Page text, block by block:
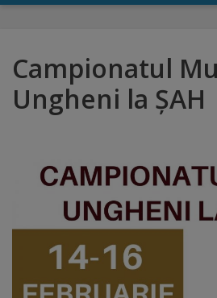
brand
Orașe
Distincții
Cetățeni
de
onoare
Campionatul
Ungheni la ȘAH